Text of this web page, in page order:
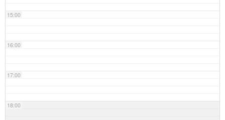
15:00
16:00
17:00
18:00